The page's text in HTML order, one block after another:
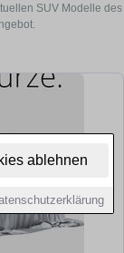
ablehnen
SUV Modelle des